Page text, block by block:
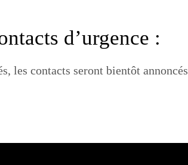
d’urgence :
les contacts seront bientôt annoncés